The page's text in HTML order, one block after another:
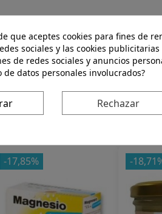
también
-17,85% -
que aceptes cookies para fines de
sociales y las cookies
de redes sociales y anuncios
de datos personales involucrados?
Rechazar